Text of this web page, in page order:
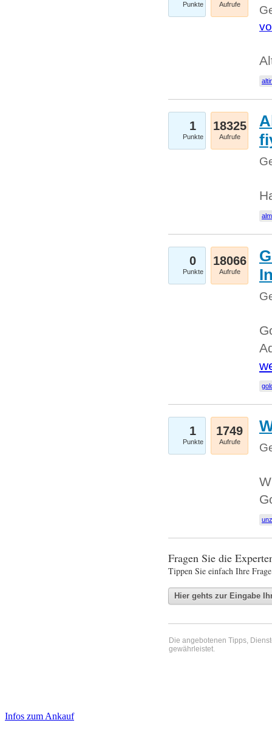
Punkte Aufrufe
1
Punkte
18325
Aufrufe
0
Punkte
18066
Aufrufe
1
Punkte
1749
Aufrufe
Fragen Sie die
Tippen Sie einfach Ihre
Die angebotenen Tipps,
gewährleistet.
Sidebar
Infos zum Ankauf